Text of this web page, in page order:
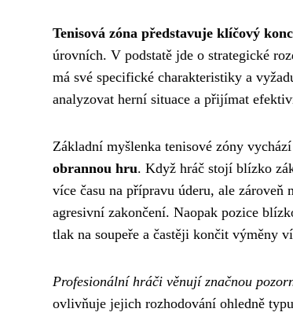
Tenisová zóna představuje klíčový
úrovních. V podstatě jde o strategické
má své specifické charakteristiky a
analyzovat herní situace a přijímat
Základní myšlenka tenisové zóny
obrannou hru. Když hráč stojí blízko
více času na přípravu úderu, ale
agresivní zakončení. Naopak pozice
tlak na soupeře a častěji končit výměny
Profesionální hráči věnují značnou
ovlivňuje jejich rozhodování ohledně